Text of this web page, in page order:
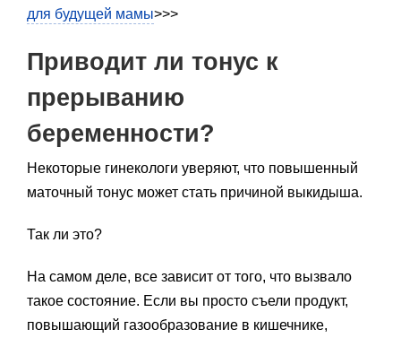
для будущей мамы>>>
Приводит ли тонус к
прерыванию
беременности?
Некоторые гинекологи уверяют, что повышенный
маточный тонус может стать причиной выкидыша.
Так ли это?
На самом деле, все зависит от того, что вызвало
такое состояние. Если вы просто съели продукт,
повышающий газообразование в кишечнике,